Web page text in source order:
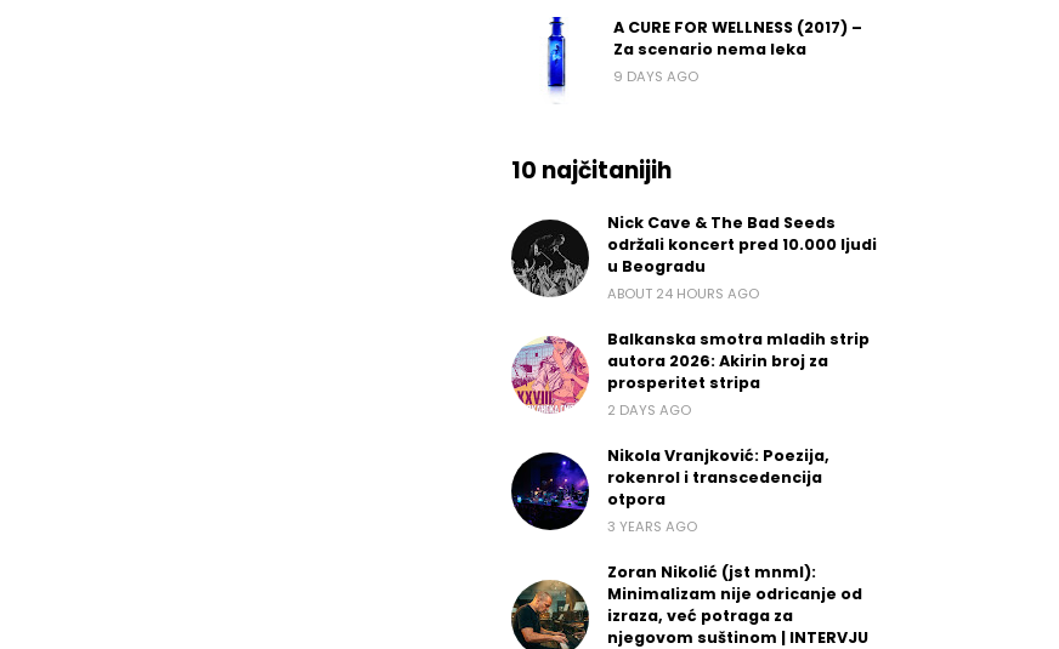
A CURE FOR WELLNESS (2017) –
Za scenario nema leka
9 DAYS AGO
10 najčitanijih
Nick Cave & The Bad Seeds
održali koncert pred 10.000 ljudi
u Beogradu
ABOUT 24 HOURS AGO
Balkanska smotra mladih strip
autora 2026: Akirin broj za
prosperitet stripa
2 DAYS AGO
Nikola Vranjković: Poezija,
rokenrol i transcedencija
otpora
3 YEARS AGO
Zoran Nikolić (jst mnml):
Minimalizam nije odricanje od
izraza, već potraga za
njegovom suštinom | INTERVJU